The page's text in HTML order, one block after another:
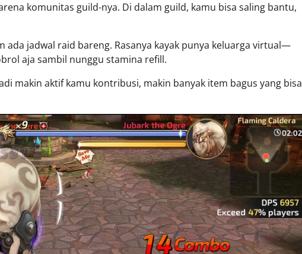
komunitas guild-nya. Di dalam guild, kamu bisa saling bantu,
ada jadwal raid bareng. Rasanya kayak punya keluarga virtual—
aja sambil nunggu stamina refill.
makin aktif kamu kontribusi, makin banyak item bagus yang bisa